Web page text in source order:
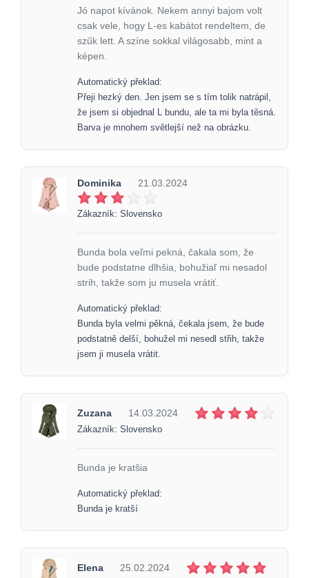
Jó napot kívánok. Nekem annyi bajom volt
csak vele, hogy L-es kabátot rendeltem, de
szűk lett. A színe sokkal világosabb, mint a
képen.
Automatický překlad:
Přeji hezký den. Jen jsem se s tím tolik natrápil,
že jsem si objednal L bundu, ale ta mi byla těsná.
Barva je mnohem světlejší než na obrázku.
Dominika 21.03.2024
Zákazník: Slovensko
Bunda bola veľmi pekná, čakala som, že
bude podstatne dlhšia, bohužiaľ mi nesadol
strih, takže som ju musela vrátiť.
Automatický překlad:
Bunda byla velmi pěkná, čekala jsem, že bude
podstatně delší, bohužel mi nesedl střih, takže
jsem ji musela vrátit.
Zuzana 14.03.2024
Zákazník: Slovensko
Bunda je kratšia
Automatický překlad:
Bunda je kratší
Elena 25.02.2024